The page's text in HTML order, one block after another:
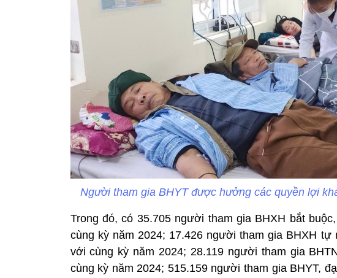
Người tham gia BHYT được hưởng các quyền lợi
Trong đó, có 35.705 người tham gia BHXH bắt
cùng kỳ năm 2024; 17.426 người tham gia BHXH
với cùng kỳ năm 2024; 28.119 người tham gia
cùng kỳ năm 2024; 515.159 người tham gia BHYT,